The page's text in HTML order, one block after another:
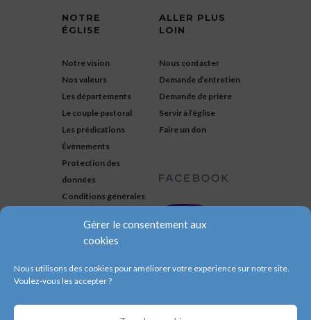
Gérer le consentement aux
cookies
Nous utilisons des cookies pour améliorer votre expérience sur notre site.
Voulez-vous les accepter ?
NOTRE
ÉGLISE
Notre vision
Nos valeurs
Les départements
Le couple pastoral
Les prédications
Évènements
Protection des
données
Conditions générales
ALLER PLUS
LOIN
Nous contacter
Demande d’entretien
Demande de prière
Servir à l’église
Faire un don